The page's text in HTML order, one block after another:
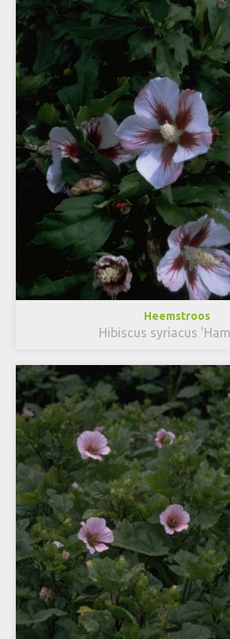
Heemstroos
Hibiscus syriacus